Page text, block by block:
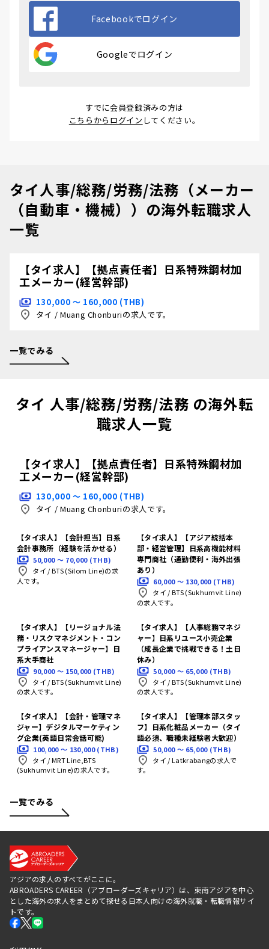
Facebookでログイン
Googleでログイン
すでに会員登録済みの方は
こちらからログイン してください。
タイ人事/総務/労務/法務（メーカー
（自動車・機械））の海外転職求人
一覧
【タイ求人】【拠点責任者】日系特殊鋼材加
工メーカー(経営幹部)
130,000 〜 160,000 (THB)
タイ / Muang Chonburiの求人です。
一覧でみる
タイ 人事/総務/労務/法務 の海外転
職求人一覧
【タイ求人】【拠点責任者】日系特殊鋼材加
工メーカー(経営幹部)
130,000 〜 160,000 (THB)
タイ / Muang Chonburiの求人です。
【タイ求人】【会計担当】日系
会計事務所（経験を活かせる）
50,000 〜 70,000 (THB)
タイ /BTS (Silom Line)の求
人です。
【タイ求人】【アジア統括本
部・経営管理】日系高機能材料
専門商社（通勤便利・海外出張
あり）
60,000 〜 130,000 (THB)
タイ /BTS (Sukhumvit Line)
の求人です。
【タイ求人】【リージョナル法
務・リスクマネジメント・コン
プライアンスマネージャー】日
系大手商社
90,000 〜 150,000 (THB)
タイ /BTS (Sukhumvit Line)
の求人です。
【タイ求人】【人事総務マネジ
ャー】日系リユース小売企業
（成長企業で挑戦できる！土日
休み）
50,000 〜 65,000 (THB)
タイ /BTS (Sukhumvit Line)
の求人です。
【タイ求人】【会計・管理マネ
ジャー】デジタルマーケティン
グ企業(英語日常会話可能)
100,000 〜 130,000 (THB)
タイ /MRT Line,BTS
(Sukhumvit Line)の求人です。
【タイ求人】【管理本部スタッ
フ】日系化粧品メーカー（タイ
語必須、職種未経験者大歓迎）
50,000 〜 65,000 (THB)
タイ /Latkrabangの求人で
す。
一覧でみる
アジアの求人のすべてがここに。
ABROADERS CAREER（アブローダーズキャリア）は、東南アジアを中心
とした海外の求人をまとめて探せる日本人向けの海外就職・転職情報サイ
トです。